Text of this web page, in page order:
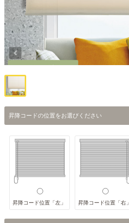
昇降コードの位置をお選びください
昇降コード位置「左」 昇降コード位置「右」